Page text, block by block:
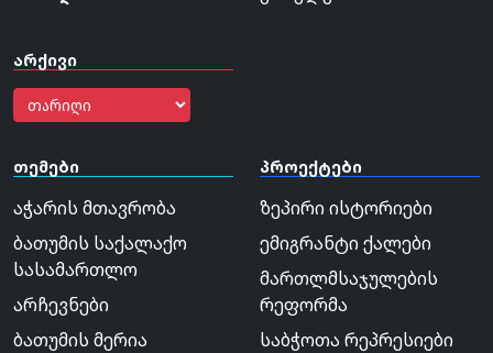
არქივი
თემები
აჭარის მთავრობა
ბათუმის საქალაქო
სასამართლო
არჩევნები
ბათუმის მერია
პროექტები
ზეპირი ისტორიები
ემიგრანტი ქალები
მართლმსაჯულების
რეფორმა
საბჭოთა რეპრესიები